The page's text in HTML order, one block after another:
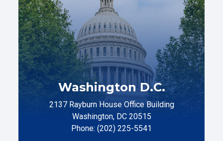
Washington D.C.
2137 Rayburn House Office Building
Washington, DC 20515
Phone: (202) 225-5541